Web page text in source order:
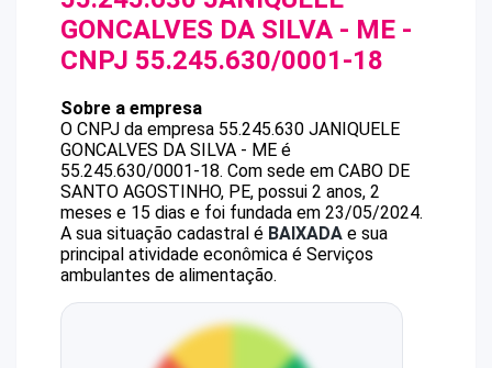
GONCALVES DA SILVA - ME -
CNPJ 55.245.630/0001-18
Sobre a empresa
O CNPJ da empresa 55.245.630 JANIQUELE
GONCALVES DA SILVA - ME é
55.245.630/0001-18. Com sede em CABO DE
SANTO AGOSTINHO, PE, possui 2 anos, 2
meses e 15 dias e foi fundada em 23/05/2024.
A sua situação cadastral é BAIXADA e sua
principal atividade econômica é Serviços
ambulantes de alimentação.